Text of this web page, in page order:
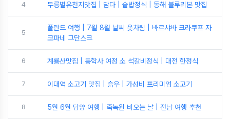
4 무릉별유천지맛집 | 담다 | 솥밥정식 | 동해 블루리본 맛집
5
폴란드 여행 | 7월 8월 날씨 옷차림 | 바르샤바 크라쿠프 자
코파네 그단스크
6 계룡산맛집 | 동학사 여정 소 석갈비정식 | 대전 한정식
7 이대역 소고기 맛집 | 슭우 | 가성비 프리미엄 소고기
8 5월 6월 담양 여행 | 죽녹원 비오는 날 | 전남 여행 추천